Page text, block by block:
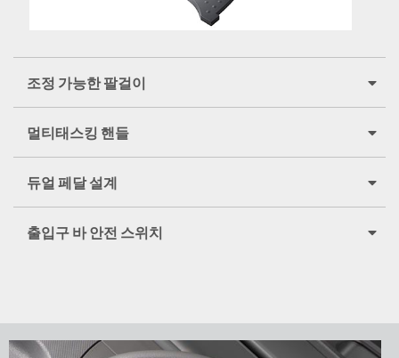
조정 가능한 팔걸이
멀티태스킹 핸들
듀얼 페달 설계
출입구 바 안전 스위치